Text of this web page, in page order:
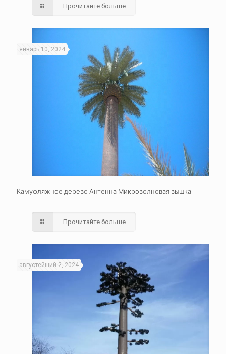
Прочитайте больше
январь 10, 2024
Камуфляжное дерево Антенна Микроволновая вышка
Прочитайте больше
августейший 2, 2024